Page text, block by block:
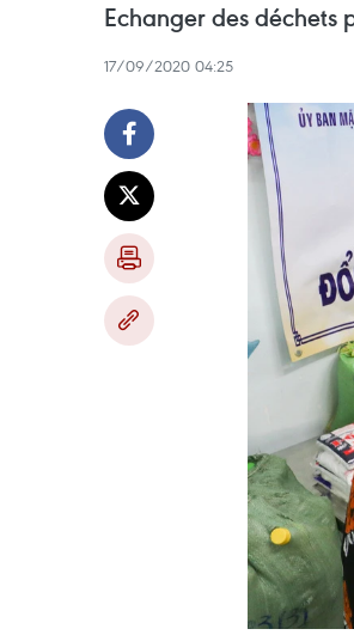
Echanger des déchets
17/09/2020 04:25